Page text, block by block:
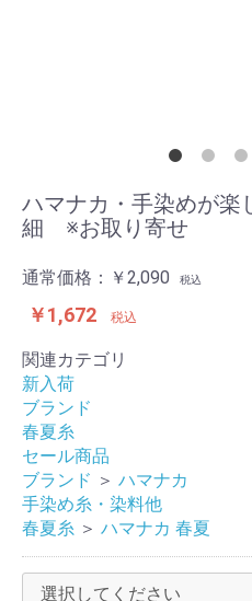
ハマナカ・手染めが
細 ※お取り寄せ
通常価格： ￥2,090 税込
￥1,672 税込
関連カテゴリ
新入荷
ブランド
春夏糸
セール商品
ブランド ＞ ハマナカ
手染め糸・染料他
春夏糸 ＞ ハマナカ 春夏